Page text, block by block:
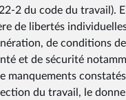
2 du code du travail).
de libertés
de conditions
et de sécurité
manquements
du travail, le